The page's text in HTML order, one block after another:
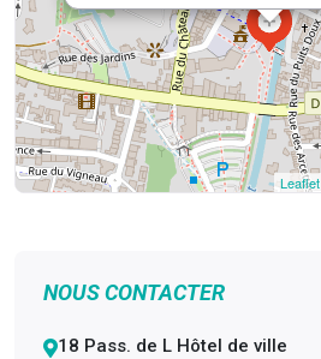
Leaflet
NOUS CONTACTER
18 Pass. de L Hôtel de ville